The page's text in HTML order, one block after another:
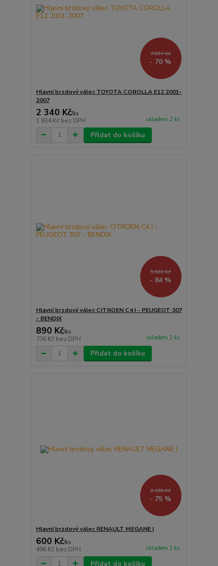
7 807 Kč
- 70 %
Hlavní brzdový válec TOYOTA COROLLA E12 2001-
2007
2 340 Kč/ks
1 934 Kč bez DPH skladem 2 ks
Přidat do košíku
5 622 Kč
- 84 %
Hlavní brzdový válec CITROEN C4 I - PEUGEOT 307
- BENDIX
890 Kč/ks
736 Kč bez DPH skladem 1 ks
Přidat do košíku
2 355 Kč
- 75 %
Hlavní brzdový válec RENAULT MEGANE I
600 Kč/ks
496 Kč bez DPH skladem 1 ks
Přidat do košíku